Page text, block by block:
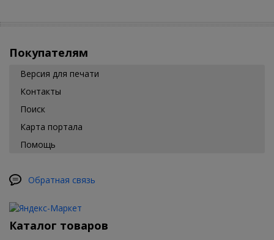
Покупателям
Версия для печати
Контакты
Поиск
Карта портала
Помощь
Обратная связь
Каталог товаров